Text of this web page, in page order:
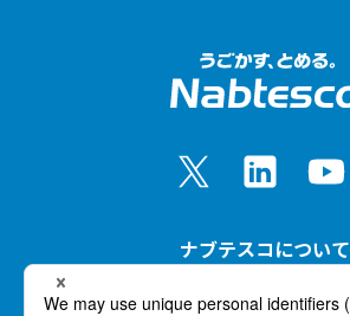
ナブテスコについて
事業紹介